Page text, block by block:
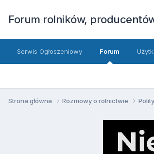
Forum rolników,
Serwis Ogłoszeniowy Forum
Strona główna Rozmowy o rolnictwie